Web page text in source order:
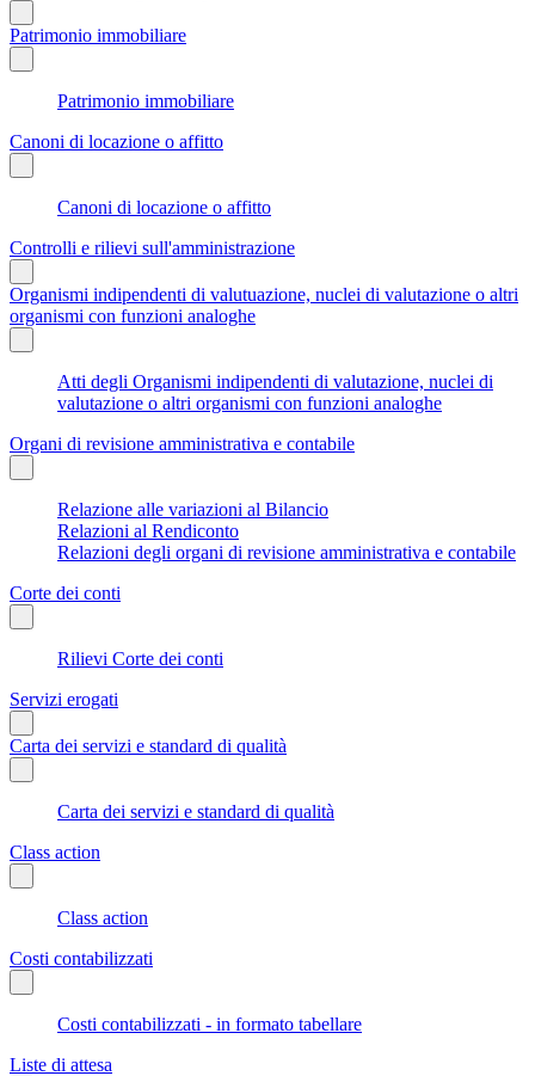
Patrimonio immobiliare
Patrimonio immobiliare
Canoni di locazione o affitto
Canoni di locazione o affitto
Controlli e rilievi sull'amministrazione
Organismi indipendenti di valutuazione, nuclei di valutazione o altri
organismi con funzioni analoghe
Atti degli Organismi indipendenti di valutazione, nuclei di
valutazione o altri organismi con funzioni analoghe
Organi di revisione amministrativa e contabile
Relazione alle variazioni al Bilancio
Relazioni al Rendiconto
Relazioni degli organi di revisione amministrativa e contabile
Corte dei conti
Rilievi Corte dei conti
Servizi erogati
Carta dei servizi e standard di qualità
Carta dei servizi e standard di qualità
Class action
Class action
Costi contabilizzati
Costi contabilizzati - in formato tabellare
Liste di attesa